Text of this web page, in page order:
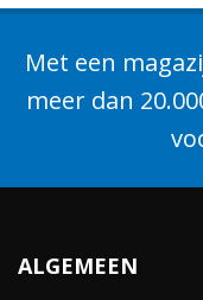
Met een
meer dan
ALGEMEEN